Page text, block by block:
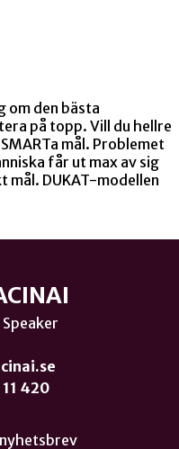
om den bästa
på topp. Vill du hellre
mål. Problemet
får ut max av sig
mål. DUKAT-modellen
420